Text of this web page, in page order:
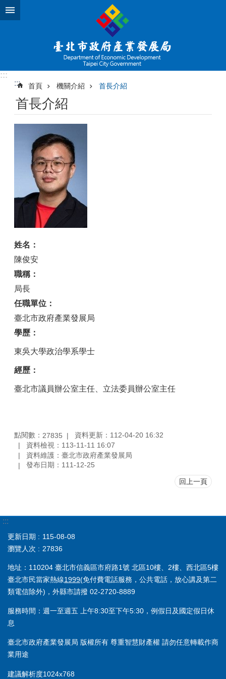
跳到主要內容區塊
:::
:::
首頁 機關介紹 首長介紹
首長介紹
姓名：
陳俊安
職稱：
局長
任職單位：
臺北市政府產業發展局
學歷：
東吳大學政治學系學士
經歷：
臺北市議員辦公室主任、立法委員辦公室主任
點閱數： 27835
資料更新：112-04-20 16:32
資料檢視：113-11-11 16:07
資料維護：臺北市政府產業發展局
發布日期：111-12-25
回上一頁
:::
更新日期
115-08-08
瀏覽人次
27836
地址：110204 臺北市信義區市府路1號 北區10樓、2樓、西北區5樓
臺北市民當家熱線1999(免付費電話服務，公共電話，放心講及第二
類電信除外)，外縣市請撥 02-2720-8889
服務時間：週一至週五 上午8:30至下午5:30，例假日及國定假日休
息
臺北市政府產業發展局 版權所有 尊重智慧財產權 請勿任意轉載作商
業用途
建議解析度1024x768